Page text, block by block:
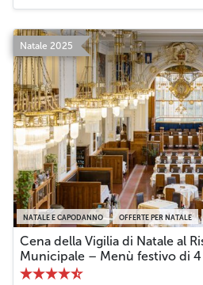
Natale 2025
NATALE E CAPODANNO OFFERTE PER NATALE
Cena della Vigilia di Natale al
Municipale – Menù festivo di